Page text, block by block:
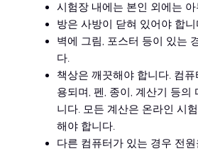
시험장 내에는 본인 외에는
방은 사방이 닫혀 있어야 합니
벽에 그림, 포스터 등이 있는
다.
책상은 깨끗해야 합니다. 컴
용되며, 펜, 종이, 계산기 등의
니다. 모든 계산은 온라인 시
해야 합니다.
다른 컴퓨터가 있는 경우 전